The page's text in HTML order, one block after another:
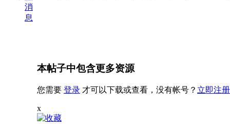
消
息
本帖子中包含更多资源
您需要 登录 才可以下载或查看，没有帐号？ 立即注册
x